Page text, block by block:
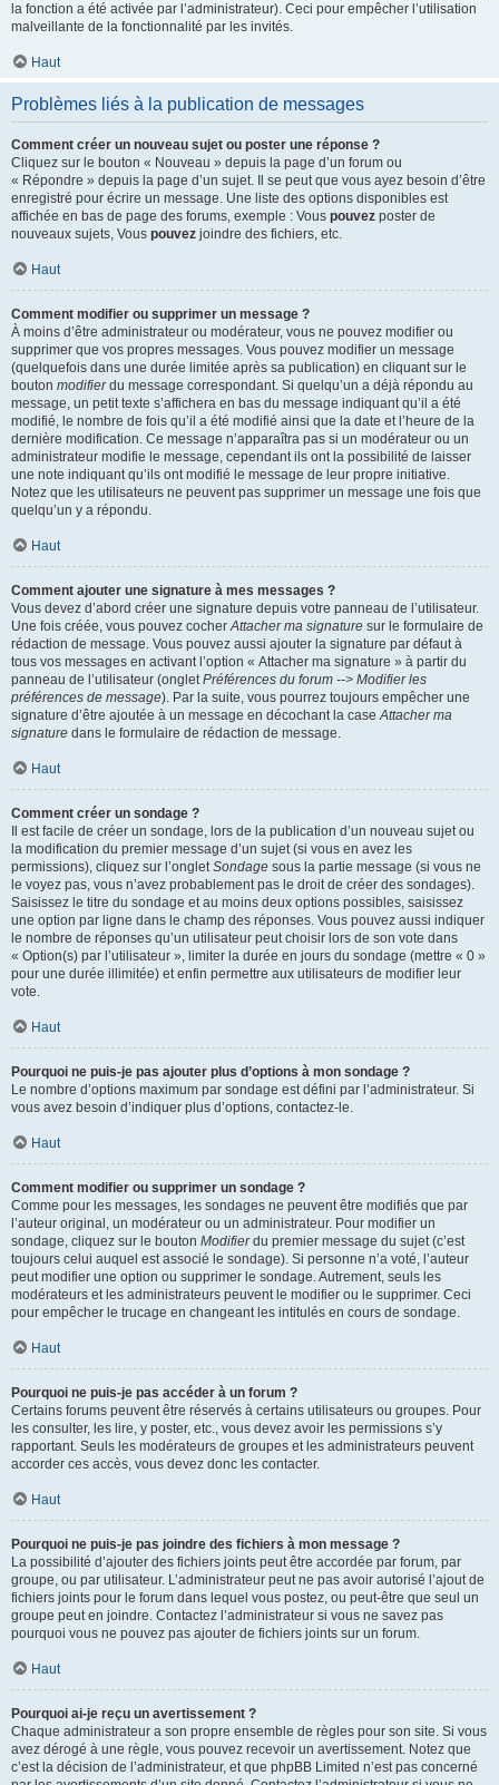
la fonction a été activée par l’administrateur). Ceci pour empêcher l’utilisation
malveillante de la fonctionnalité par les invités.
Haut
Problèmes liés à la publication de messages
Comment créer un nouveau sujet ou poster une réponse ?
Cliquez sur le bouton « Nouveau » depuis la page d’un forum ou
« Répondre » depuis la page d’un sujet. Il se peut que vous ayez besoin d’être
enregistré pour écrire un message. Une liste des options disponibles est
affichée en bas de page des forums, exemple : Vous pouvez poster de
nouveaux sujets, Vous pouvez joindre des fichiers, etc.
Haut
Comment modifier ou supprimer un message ?
À moins d’être administrateur ou modérateur, vous ne pouvez modifier ou
supprimer que vos propres messages. Vous pouvez modifier un message
(quelquefois dans une durée limitée après sa publication) en cliquant sur le
bouton modifierdu message correspondant. Si quelqu’un a déjà répondu au
message, un petit texte s’affichera en bas du message indiquant qu’il a été
modifié, le nombre de fois qu’il a été modifié ainsi que la date et l’heure de la
dernière modification. Ce message n’apparaîtra pas si un modérateur ou un
administrateur modifie le message, cependant ils ont la possibilité de laisser
une note indiquant qu’ils ont modifié le message de leur propre initiative.
Notez que les utilisateurs ne peuvent pas supprimer un message une fois que
quelqu’un y a répondu.
Haut
Comment ajouter une signature à mes messages ?
Vous devez d’abord créer une signature depuis votre panneau de l’utilisateur.
Une fois créée, vous pouvez cocherAttacher ma signature sur le formulaire de
rédaction de message. Vous pouvez aussi ajouter la signature par défaut à
tous vos messages en activant l’option « Attacher ma signature » à partir du
panneau de l’utilisateur (ongletPréférences du forum --> Modifier les
préférences de message). Par la suite, vous pourrez toujours empêcher une
signature d’être ajoutée à un message en décochant la caseAttacher ma
signature dans le formulaire de rédaction de message.
Haut
Comment créer un sondage ?
Il est facile de créer un sondage, lors de la publication d’un nouveau sujet ou
la modification du premier message d’un sujet (si vous en avez les
permissions), cliquez sur l’ongletSondage sous la partie message (si vous ne
le voyez pas, vous n’avez probablement pas le droit de créer des sondages).
Saisissez le titre du sondage et au moins deux options possibles, saisissez
une option par ligne dans le champ des réponses. Vous pouvez aussi indiquer
le nombre de réponses qu’un utilisateur peut choisir lors de son vote dans
« Option(s) par l’utilisateur », limiter la durée en jours du sondage (mettre « 0 »
pour une durée illimitée) et enfin permettre aux utilisateurs de modifier leur
vote.
Haut
Pourquoi ne puis-je pas ajouter plus d’options à mon sondage ?
Le nombre d’options maximum par sondage est défini par l’administrateur. Si
vous avez besoin d’indiquer plus d’options, contactez-le.
Haut
Comment modifier ou supprimer un sondage ?
Comme pour les messages, les sondages ne peuvent être modifiés que par
l’auteur original, un modérateur ou un administrateur. Pour modifier un
sondage, cliquez sur le bouton Modifierdu premier message du sujet (c’est
toujours celui auquel est associé le sondage). Si personne n’a voté, l’auteur
peut modifier une option ou supprimer le sondage. Autrement, seuls les
modérateurs et les administrateurs peuvent le modifier ou le supprimer. Ceci
pour empêcher le trucage en changeant les intitulés en cours de sondage.
Haut
Pourquoi ne puis-je pas accéder à un forum ?
Certains forums peuvent être réservés à certains utilisateurs ou groupes. Pour
les consulter, les lire, y poster, etc., vous devez avoir les permissions s’y
rapportant. Seuls les modérateurs de groupes et les administrateurs peuvent
accorder ces accès, vous devez donc les contacter.
Haut
Pourquoi ne puis-je pas joindre des fichiers à mon message ?
La possibilité d’ajouter des fichiers joints peut être accordée par forum, par
groupe, ou par utilisateur. L’administrateur peut ne pas avoir autorisé l’ajout de
fichiers joints pour le forum dans lequel vous postez, ou peut-être que seul un
groupe peut en joindre. Contactez l’administrateur si vous ne savez pas
pourquoi vous ne pouvez pas ajouter de fichiers joints sur un forum.
Haut
Pourquoi ai-je reçu un avertissement ?
Chaque administrateur a son propre ensemble de règles pour son site. Si vous
avez dérogé à une règle, vous pouvez recevoir un avertissement. Notez que
c’est la décision de l’administrateur, et que phpBB Limited n’est pas concerné